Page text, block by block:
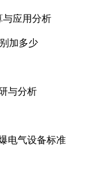
与应用分析
加多少
与分析
电气设备标准